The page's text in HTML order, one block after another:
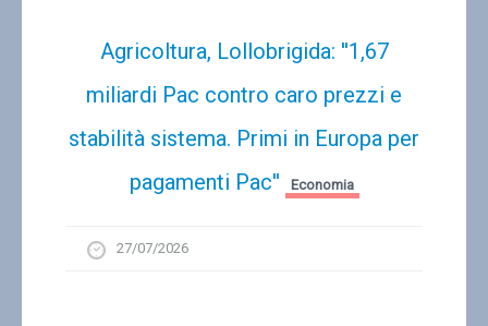
Agricoltura, Lollobrigida: ''1,67
miliardi Pac contro caro prezzi e
stabilità sistema. Primi in Europa per
pagamenti Pac''
Economia
27/07/2026